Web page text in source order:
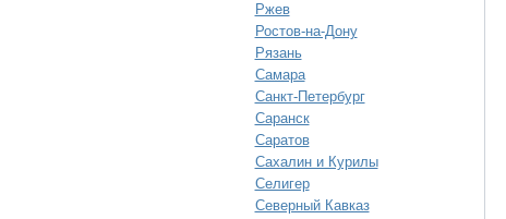
Ржев
Ростов-на-Дону
Рязань
Самара
Санкт-Петербург
Саранск
Саратов
Сахалин и Курилы
Селигер
Северный Кавказ